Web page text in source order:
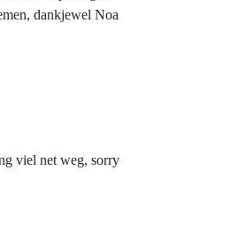
dankjewel Noa
viel net weg, sorry